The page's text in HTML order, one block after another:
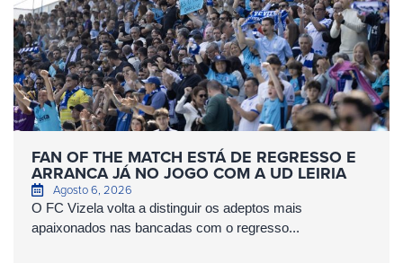
FAN OF THE MATCH ESTÁ DE REGRESSO E
ARRANCA JÁ NO JOGO COM A UD LEIRIA
Agosto 6, 2026
O FC Vizela volta a distinguir os adeptos mais
apaixonados nas bancadas com o regresso...